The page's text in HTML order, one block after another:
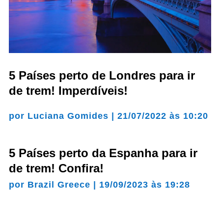
5 Países perto de Londres para ir
de trem! Imperdíveis!
por Luciana Gomides | 21/07/2022 às 10:20
5 Países perto da Espanha para ir
de trem! Confira!
por Brazil Greece | 19/09/2023 às 19:28